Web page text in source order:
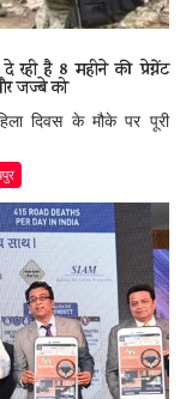
है 8 महीने की प्रेग्नेंट
जज्बे को
दिवस के मौके पर पूरी